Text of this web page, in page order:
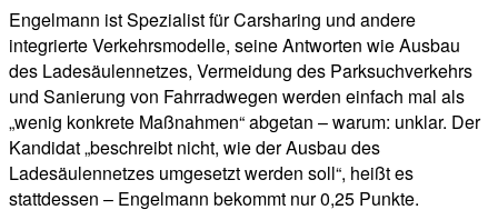
Engelmann ist Spezialist für Carsharing und andere
integrierte Verkehrsmodelle, seine Antworten wie Ausbau
des Ladesäulennetzes, Vermeidung des Parksuchverkehrs
und Sanierung von Fahrradwegen werden einfach mal als
„wenig konkrete Maßnahmen“ abgetan – warum: unklar. Der
Kandidat „beschreibt nicht, wie der Ausbau des
Ladesäulennetzes umgesetzt werden soll“, heißt es
stattdessen – Engelmann bekommt nur 0,25 Punkte.